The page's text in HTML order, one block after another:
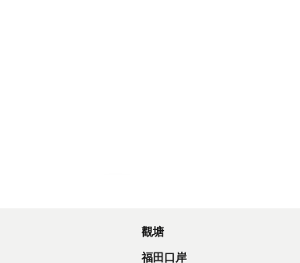
觀塘
福田口岸